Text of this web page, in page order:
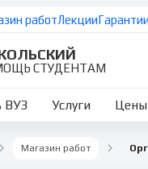
работЛекцииГарантии
СТУДЕНТАМ
ВУЗ Услуги Цены
Магазин работ